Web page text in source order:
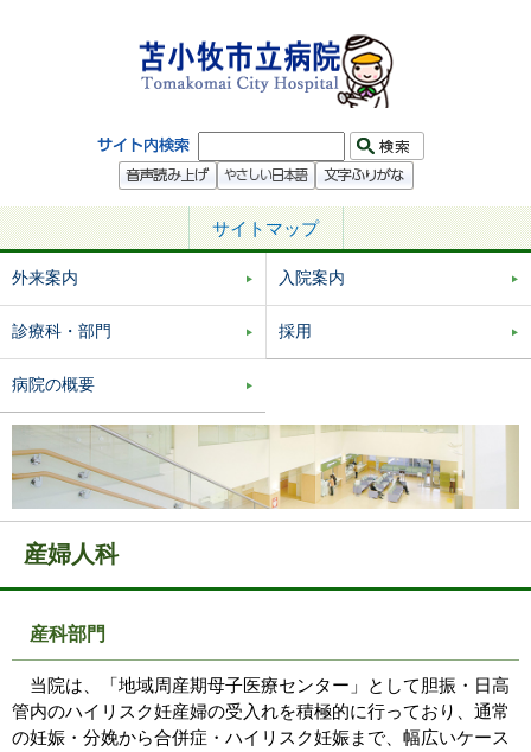
サイトマップ
外来案内 入院案内
診療科・部門 採用
病院の概要
産婦人科
産科部門
当院は、「地域周産期母子医療センター」として胆振・日高
管内のハイリスク妊産婦の受入れを積極的に行っており、通常
の妊娠・分娩から合併症・ハイリスク妊娠まで、幅広いケース